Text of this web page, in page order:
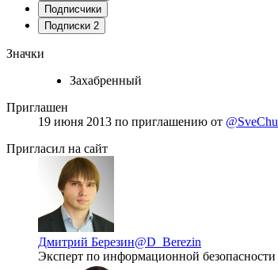
Подписчики
Подписки 2
Значки
Захабренный
Приглашен
19 июня 2013 по приглашению от @SveChu
Пригласил на сайт
Дмитрий Березин@D_Berezin
Эксперт по информационной безопасности